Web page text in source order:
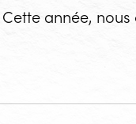
Cette année,